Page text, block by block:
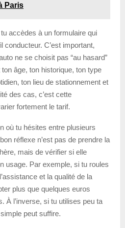
Paris
accèdes à un formulaire qui
conducteur. C’est important,
ne se choisit pas “au hasard”
âge, ton historique, ton type
ton lieu de stationnement et
des cas, c’est cette
fortement le tarif.
où tu hésites entre plusieurs
réflexe n’est pas de prendre la
mais de vérifier si elle
usage. Par exemple, si tu roules
et la qualité de la
plus que quelques euros
À l’inverse, si tu utilises peu ta
peut suffire.